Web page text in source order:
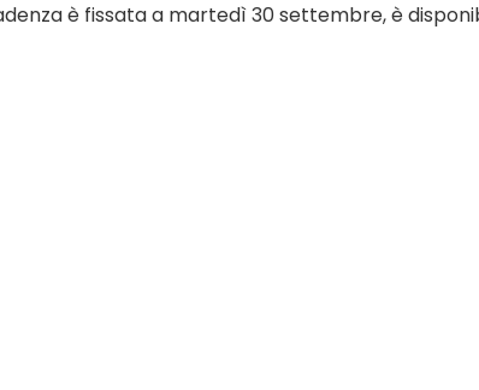
è fissata a martedì 30 settembre, è
tecnologico della Filiera Integrata Frutta